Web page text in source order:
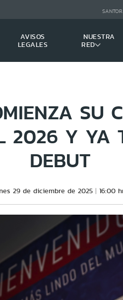
AVISOS
LEGALES
NUESTRA
RED
SU
2026 Y YA
DEBUT
29 de diciembre de 2025 16:00